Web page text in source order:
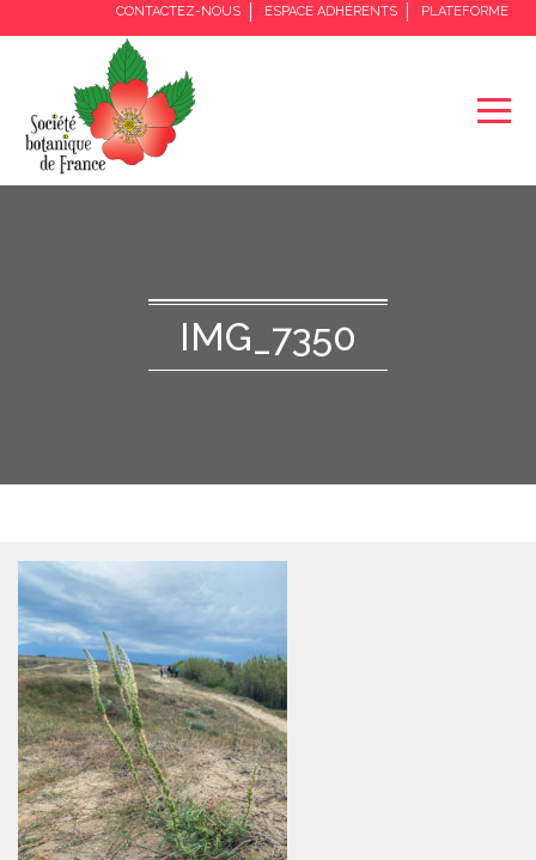
CONTACTEZ-NOUS ESPACE ADHÉRENTS PLATEFORME
IMG_7350